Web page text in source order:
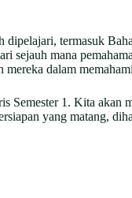
termasuk
mana
dalam
1. Kita akan
yang matang,